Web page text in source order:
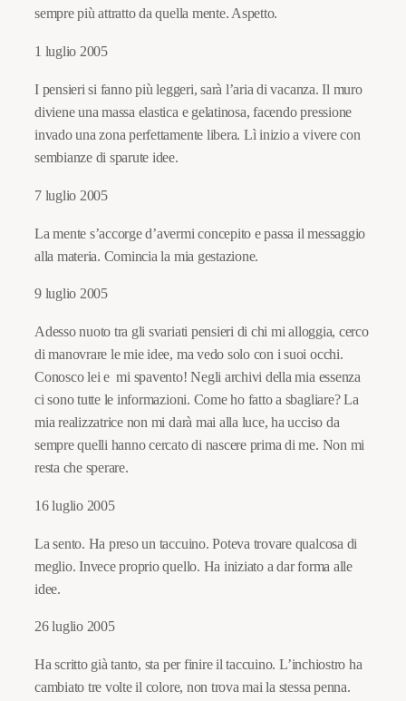
sempre più attratto da quella mente. Aspetto.
1 luglio 2005
I pensieri si fanno più leggeri, sarà l’aria di vacanza. Il muro
diviene una massa elastica e gelatinosa, facendo pressione
invado una zona perfettamente libera. Lì inizio a vivere con
sembianze di sparute idee.
7 luglio 2005
La mente s’accorge d’avermi concepito e passa il messaggio
alla materia. Comincia la mia gestazione.
9 luglio 2005
Adesso nuoto tra gli svariati pensieri di chi mi alloggia, cerco
di manovrare le mie idee, ma vedo solo con i suoi occhi.
Conosco lei e mi spavento! Negli archivi della mia essenza
ci sono tutte le informazioni. Come ho fatto a sbagliare? La
mia realizzatrice non mi darà mai alla luce, ha ucciso da
sempre quelli hanno cercato di nascere prima di me. Non mi
resta che sperare.
16 luglio 2005
La sento. Ha preso un taccuino. Poteva trovare qualcosa di
meglio. Invece proprio quello. Ha iniziato a dar forma alle
idee.
26 luglio 2005
Ha scritto già tanto, sta per finire il taccuino. L’inchiostro ha
cambiato tre volte il colore, non trova mai la stessa penna.